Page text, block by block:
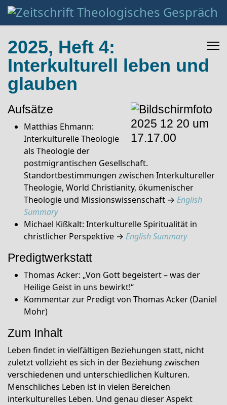
2025, Heft 4:
Interkulturell leben und
glauben
Aufsätze
Matthias Ehmann:
Interkulturelle Theologie
als Theologie der
postmigrantischen Gesellschaft.
Standortbestimmungen zwischen Interkultureller
Theologie, World Christianity, ökumenischer
Theologie und Missionswissenschaft → English
Summary
Michael Kißkalt: Interkulturelle Spiritualität in
christlicher Perspektive → English Summary
Predigtwerkstatt
Thomas Acker: „Von Gott begeistert – was der
Heilige Geist in uns bewirkt!“
Kommentar zur Predigt von Thomas Acker (Daniel
Mohr)
Zum Inhalt
Leben findet in vielfältigen Beziehungen statt, nicht
zuletzt vollzieht es sich in der Beziehung zwischen
verschiedenen und unterschiedlichen Kulturen.
Menschliches Leben ist in vielen Bereichen
interkulturelles Leben. Und genau dieser Aspekt